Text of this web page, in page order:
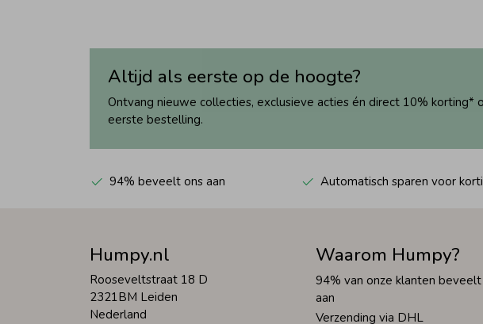
Altijd als eerste op de hoogte?
Ontvang nieuwe collecties, exclusieve acties én direct 10% korting*
eerste bestelling.
94% beveelt ons aan Automatisch sparen voor
Humpy.nl
Rooseveltstraat 18 D
2321BM Leiden
Nederland
Waarom Humpy?
94% van onze klanten
aan
Verzending via DHL